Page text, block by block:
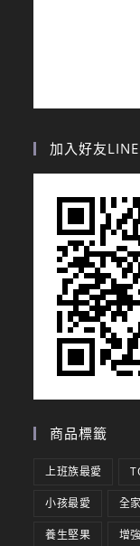
加入好友
商品標籤
上班族最愛
小孩最愛 全
養生堅果 增